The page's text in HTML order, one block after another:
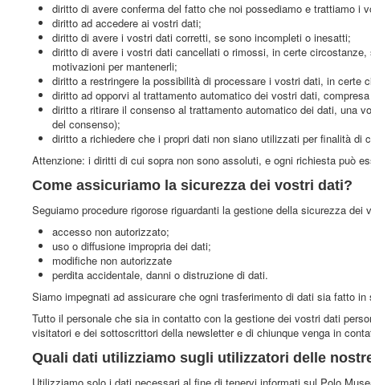
diritto di avere conferma del fatto che noi possediamo e trattiamo i
diritto ad accedere ai vostri dati;
diritto di avere i vostri dati corretti, se sono incompleti o inesatti;
diritto di avere i vostri dati cancellati o rimossi, in certe
motivazioni per mantenerli;
diritto a restringere la possibilità di processare i vostri dati, in certe
diritto ad opporvi al trattamento automatico dei vostri dati, compresa
diritto a ritirare il consenso al trattamento automatico dei dati, una
del consenso);
diritto a richiedere che i propri dati non siano utilizzati per finalità di
Attenzione: i diritti di cui sopra non sono assoluti, e ogni richiesta può
Come assicuriamo la sicurezza dei vostri dati?
Seguiamo procedure rigorose riguardanti la gestione della sicurezza dei
accesso non autorizzato;
uso o diffusione impropria dei dati;
modifiche non autorizzate
perdita accidentale, danni o distruzione di dati.
Siamo impegnati ad assicurare che ogni trasferimento di dati sia fatto
Tutto il personale che sia in contatto con la gestione dei vostri dati
visitatori e dei sottoscrittori della newsletter e di chiunque venga in
Quali dati utilizziamo sugli utilizzatori delle